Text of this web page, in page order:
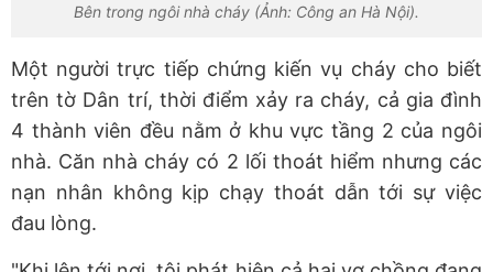
Bên trong ngôi nhà cháy (Ảnh: Công an Hà Nội).
Một người trực tiếp chứng kiến vụ cháy cho biết
trên tờ Dân trí, thời điểm xảy ra cháy, cả gia đình
4 thành viên đều nằm ở khu vực tầng 2 của ngôi
nhà. Căn nhà cháy có 2 lối thoát hiểm nhưng các
nạn nhân không kịp chạy thoát dẫn tới sự việc
đau lòng.